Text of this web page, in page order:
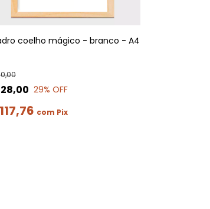
coelho mágico - branco - A4
29% OFF
com Pix